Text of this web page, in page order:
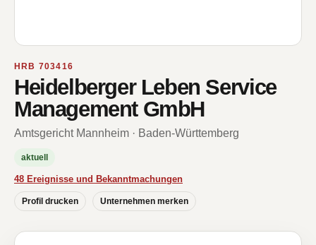
HRB 703416
Heidelberger Leben Service
Management GmbH
Amtsgericht Mannheim · Baden-Württemberg
aktuell
48 Ereignisse und Bekanntmachungen
Profil drucken Unternehmen merken